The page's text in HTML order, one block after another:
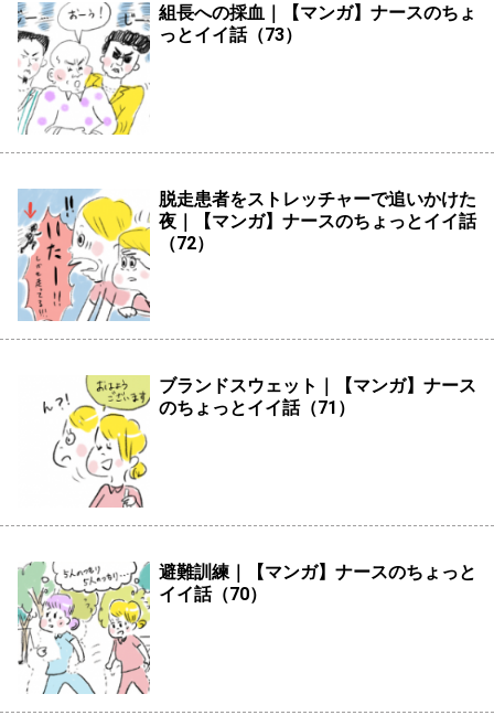
組長への採血｜【マンガ】ナースのちょ
っとイイ話（73）
脱走患者をストレッチャーで追いかけた
夜｜【マンガ】ナースのちょっとイイ話
（72）
ブランドスウェット｜【マンガ】ナース
のちょっとイイ話（71）
避難訓練｜【マンガ】ナースのちょっと
イイ話（70）